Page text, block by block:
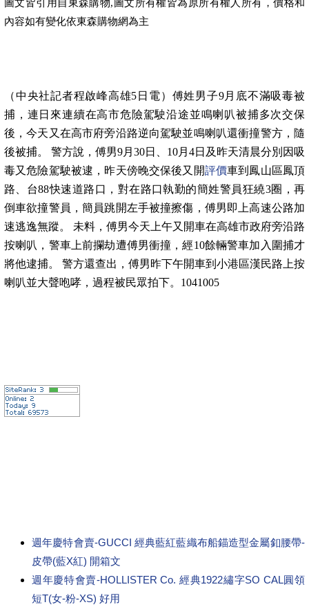
圖文皆引用自 東森購物,圖文所有權皆為原所有權人所有，價格和
內容如有變化依東森購物網為主
（中央社記者程啟峰高雄5日電）傅姓男子9月底不滿吸毒被
捕，連日來連續在高市危險駕駛沿途並鳴喇叭被捕多次交保
後，今天又在高市府旁沿路逆向駕駛並鳴喇叭還衝撞警方，隨
後被捕。 警方說，傅男9月30日、10月4日及昨天清晨分別因吸
毒又危險駕駛被逮，昨天傍晚交保後又開評價車到鳳山區鳳頂
路、台88快速道路口，對在路口執勤的簡姓警員狂繞3圈，再
倒車欲撞警員，簡員跳開左手被撞擦傷，傅男即上高速公路加
速逃逸無蹤。 未料，傅男今天上午又開車在高雄市政府旁沿路
按喇叭，警車上前攔劫遭傅男衝撞，經10餘輛警車加入圍捕才
將他逮捕。 警方還查出，傅男昨下午開車到小港區漢民路上按
喇叭並大聲咆哮，過程被民眾拍下。1041005
週年慶特會賣-GUCCI 經典藍紅藍織布船錨造型金屬釦腰帶-
皮帶(藍X紅) 開箱文
週年慶特會賣-HOLLISTER Co. 經典1922繡字SO CAL圓領
短T(女-粉-XS) 好用